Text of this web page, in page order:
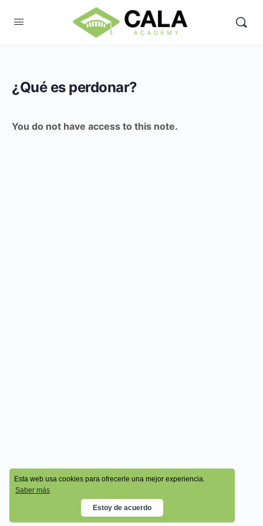
Esta web usa cookies para ofrecerle una mejor experiencia.
Saber más
Estoy de acuerdo
¿Qué es perdonar?
You do not have access to this note.
© 2026 - Cala Academy